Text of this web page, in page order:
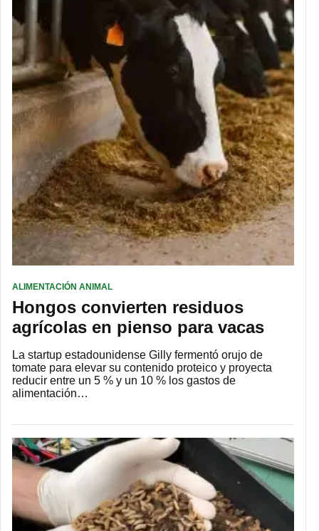
ALIMENTACIÓN ANIMAL
Hongos convierten residuos
agrícolas en pienso para vacas
La startup estadounidense Gilly fermentó orujo de
tomate para elevar su contenido proteico y proyecta
reducir entre un 5 % y un 10 % los gastos de
alimentación…